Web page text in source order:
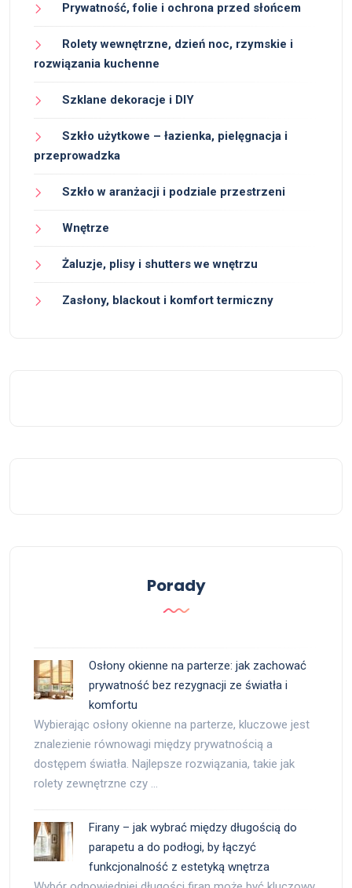
Prywatność, folie i ochrona przed słońcem
Rolety wewnętrzne, dzień noc, rzymskie i
rozwiązania kuchenne
Szklane dekoracje i DIY
Szkło użytkowe – łazienka, pielęgnacja i
przeprowadzka
Szkło w aranżacji i podziale przestrzeni
Wnętrze
Żaluzje, plisy i shutters we wnętrzu
Zasłony, blackout i komfort termiczny
Porady
Osłony okienne na parterze: jak zachować
prywatność bez rezygnacji ze światła i
komfortu
Wybierając osłony okienne na parterze, kluczowe jest
znalezienie równowagi między prywatnością a
dostępem światła. Najlepsze rozwiązania, takie jak
rolety zewnętrzne czy …
Firany – jak wybrać między długością do
parapetu a do podłogi, by łączyć
funkcjonalność z estetyką wnętrza